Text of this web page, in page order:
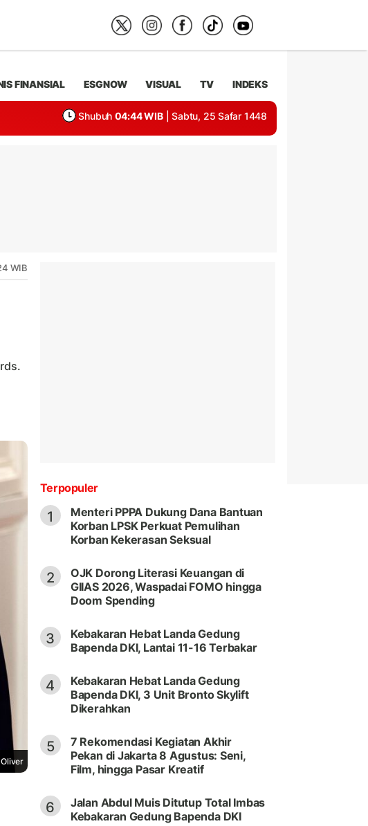
FINANSIAL ESGNOW VISUAL TV INDEKS
Shubuh 04:44 WIB | Sabtu, 25 Safar 1448
WIB
Oliver
Terpopuler
1
Menteri PPPA Dukung Dana Bantuan
Korban LPSK Perkuat Pemulihan
Korban Kekerasan Seksual
2
OJK Dorong Literasi Keuangan di
GIIAS 2026, Waspadai FOMO hingga
Doom Spending
3
Kebakaran Hebat Landa Gedung
Bapenda DKI, Lantai 11-16 Terbakar
4
Kebakaran Hebat Landa Gedung
Bapenda DKI, 3 Unit Bronto Skylift
Dikerahkan
5
7 Rekomendasi Kegiatan Akhir
Pekan di Jakarta 8 Agustus: Seni,
Film, hingga Pasar Kreatif
6
Jalan Abdul Muis Ditutup Total Imbas
Kebakaran Gedung Bapenda DKI